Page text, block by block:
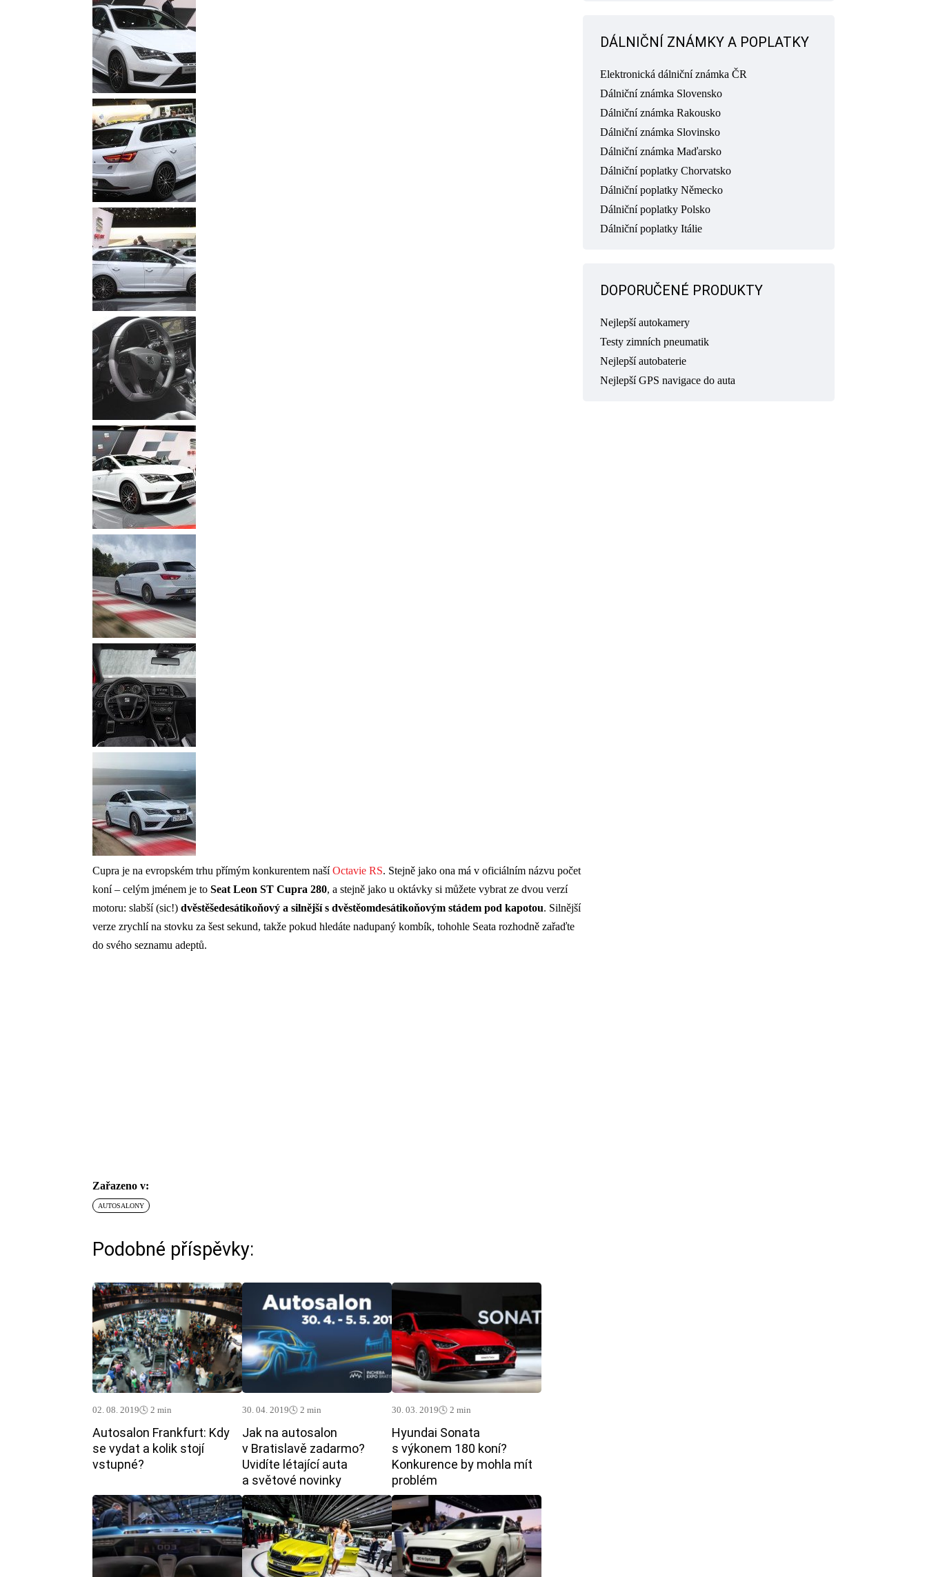
Cupra je na evropském trhu přímým konkurentem našíOctavie RS. Stejně jako ona má v oficiálním názvu počet
koní – celým jménem je to Seat Leon ST Cupra 280, a stejně jako u oktávky si můžete vybrat ze dvou verzí
motoru: slabší (sic!) dvěstěšedesátikoňový a silnější s dvěstěomdesátikoňovým stádem pod kapotou. Silnější
verze zrychlí na stovku za šest sekund, takže pokud hledáte nadupaný kombík, tohohle Seata rozhodně zařaďte
do svého seznamu adeptů.
Zařazeno v:
AUTOSALONY
Podobné příspěvky:
02. 08. 2019🕓 2 min
Autosalon Frankfurt: Kdy
se vydat a kolik stojí
vstupné?
30. 04. 2019🕓 2 min
Jak na autosalon
v Bratislavě zadarmo?
Uvidíte létající auta
a světové novinky
30. 03. 2019🕓 2 min
Hyundai Sonata
s výkonem 180 koní?
Konkurence by mohla mít
problém
DÁLNIČNÍ ZNÁMKY A POPLATKY
Elektronická dálniční známka ČR
Dálniční známka Slovensko
Dálniční známka Rakousko
Dálniční známka Slovinsko
Dálniční známka Maďarsko
Dálniční poplatky Chorvatsko
Dálniční poplatky Německo
Dálniční poplatky Polsko
Dálniční poplatky Itálie
DOPORUČENÉ PRODUKTY
Nejlepší autokamery
Testy zimních pneumatik
Nejlepší autobaterie
Nejlepší GPS navigace do auta